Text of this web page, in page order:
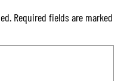
Required fields are marked